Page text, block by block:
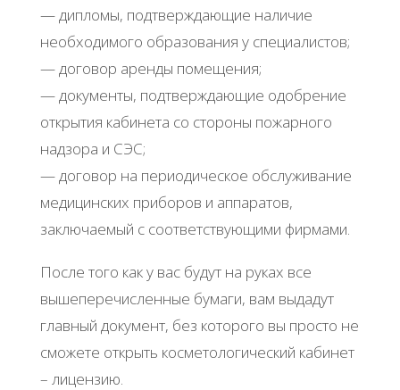
— дипломы, подтверждающие наличие
необходимого образования у специалистов;
— договор аренды помещения;
— документы, подтверждающие одобрение
открытия кабинета со стороны пожарного
надзора и СЭС;
— договор на периодическое обслуживание
медицинских приборов и аппаратов,
заключаемый с соответствующими фирмами.
После того как у вас будут на руках все
вышеперечисленные бумаги, вам выдадут
главный документ, без которого вы просто не
сможете открыть косметологический кабинет
– лицензию.